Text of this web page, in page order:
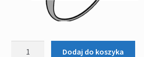
Dodaj do koszyka